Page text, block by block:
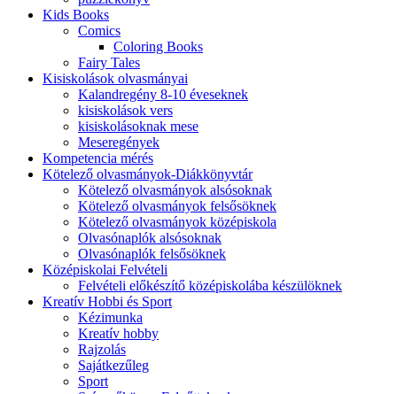
Kids Books
Comics
Coloring Books
Fairy Tales
Kisiskolások olvasmányai
Kalandregény 8-10 éveseknek
kisiskolások vers
kisiskolásoknak mese
Meseregények
Kompetencia mérés
Kötelező olvasmányok-Diákkönyvtár
Kötelező olvasmányok alsósoknak
Kötelező olvasmányok felsősöknek
Kötelező olvasmányok középiskola
Olvasónaplók alsósoknak
Olvasónaplók felsősöknek
Középiskolai Felvételi
Felvételi előkészítő középiskolába készülöknek
Kreatív Hobbi és Sport
Kézimunka
Kreatív hobby
Rajzolás
Sajátkezűleg
Sport